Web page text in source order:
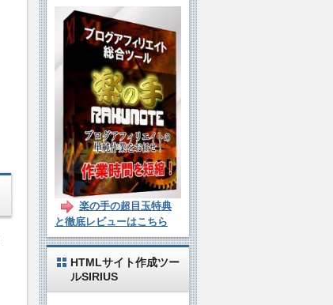
楽の手の超目玉特典
と徹底レビューはこちら
HTMLサイト作成ツー
ルSIRIUS